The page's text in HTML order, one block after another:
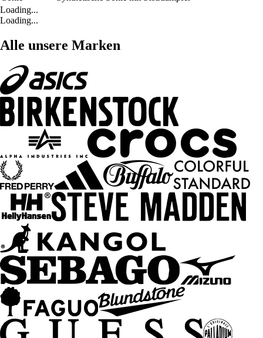
Loading...
Loading...
Alle unsere Marken